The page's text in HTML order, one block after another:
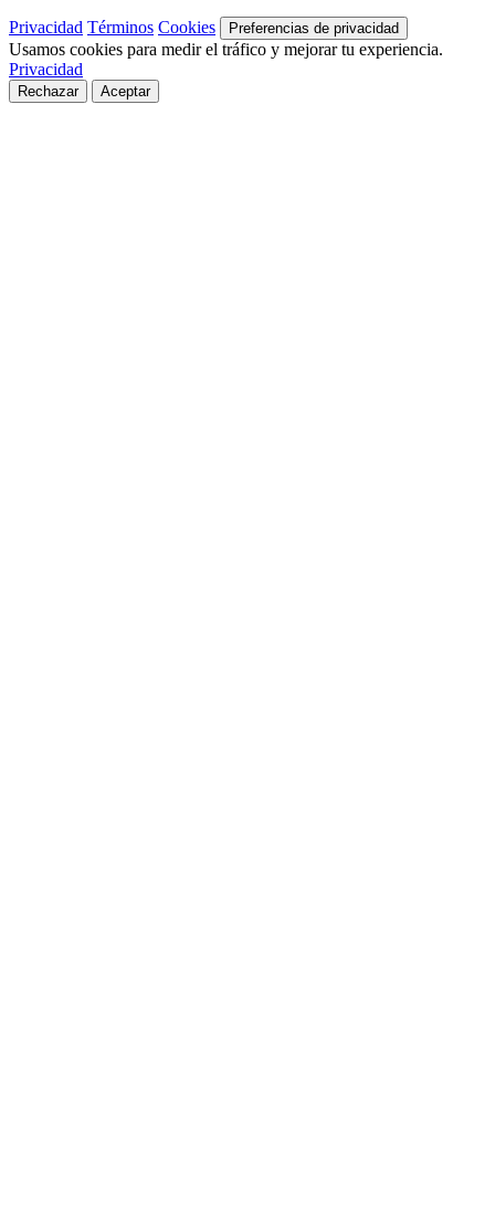
Privacidad Términos Cookies Preferencias de privacidad
Usamos cookies para medir el tráfico y mejorar tu experiencia.
Privacidad
Rechazar Aceptar